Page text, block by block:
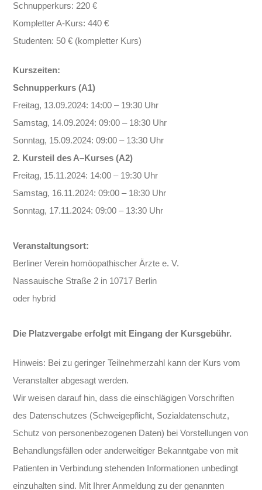
Schnupperkurs: 220 €
Kompletter A-Kurs: 440 €
Studenten: 50 € (kompletter Kurs)
Kurszeiten:
Schnupperkurs (A1)
Freitag, 13.09.2024: 14:00– 19:30 Uhr
Samstag, 14.09.2024: 09:00 – 18:30 Uhr
Sonntag, 15.09.2024: 09:00– 13:30 Uhr
2. Kursteil des A–Kurses (A2)
Freitag, 15.11.2024: 14:00– 19:30 Uhr
Samstag, 16.11.2024: 09:00 – 18:30 Uhr
Sonntag, 17.11.2024: 09:00– 13:30 Uhr
Veranstaltungsort:
Berliner Verein homöopathischer Ärzte e. V.
Nassauische Straße 2 in 10717 Berlin
oder hybrid
Die Platzvergabe erfolgt mit Eingang der Kursgebühr.
Hinweis: Bei zu geringer Teilnehmerzahl kann der Kurs vom
Veranstalter abgesagt werden.
Wir weisen darauf hin, dass die einschlägigen Vorschriften
des Datenschutzes (Schweigepflicht, Sozialdatenschutz,
Schutz von personenbezogenen Daten) bei Vorstellungen von
Behandlungsfällen oder anderweitiger Bekanntgabe von mit
Patienten in Verbindung stehenden Informationen unbedingt
einzuhalten sind. Mit Ihrer Anmeldung zu der genannten